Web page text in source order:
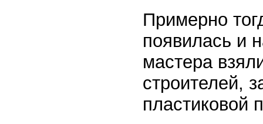
Примерно
появилась и
мастера
строителей,
пластиковой